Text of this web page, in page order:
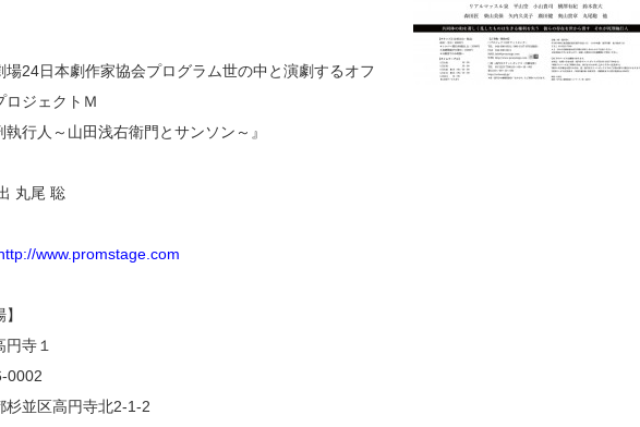
場24日本劇作家協会プログラム世の中と演劇するオフ
ロジェクトＭ
執行人～山田浅右衛門とサンソン～』
丸尾 聡
www.promstage.com
寺１
0002
杉並区高円寺北2-1-2